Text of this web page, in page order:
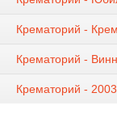
Крематорий -
Крематорий -
Крематорий -